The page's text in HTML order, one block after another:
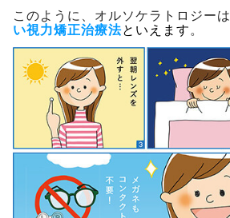
このように、オルソケラトロジーは
い視力矯正治療法といえま す 。